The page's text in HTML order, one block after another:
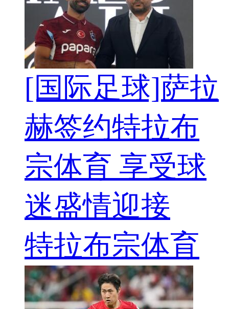
[国际足球]萨拉
赫签约特拉布
宗体育 享受球
迷盛情迎接
特拉布宗体育